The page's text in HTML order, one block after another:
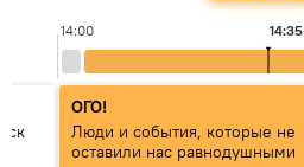
14:00 14:35
ОГО!
Люди и события, которые не
оставили нас равнодушными